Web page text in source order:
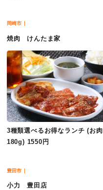
岡崎市
焼肉 けんたま家
3種類選べるお得なランチ (お肉
180g) 1550円
豊田市
小力 豊田店